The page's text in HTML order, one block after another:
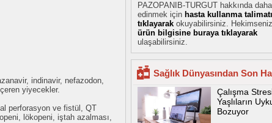
indinavir, nefazodon,
yiyecekler.
perforasyon ve fistül, QT
lökopeni, iştah azalması,
PAZOPANIB-TURGUT hakkında
edinmek için hasta kullanma
tıklayarak okuyabilirsiniz.
ürün bilgisine buraya tıklayarak
ulaşabilirsiniz.
Sağlık Dünyasından Son
Çalışma
Yaşlıların
Bozuyor